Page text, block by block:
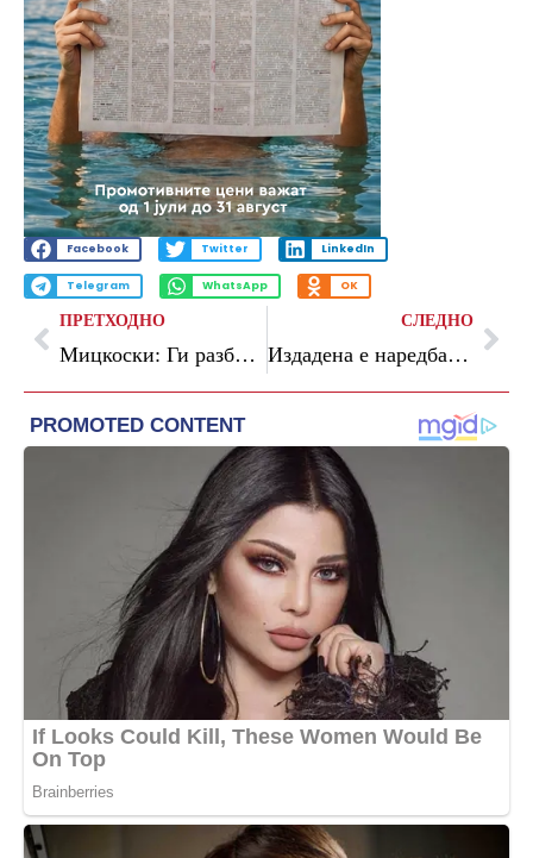
Facebook Twitter LinkedIn
Telegram WhatsApp OK
ПРЕТХОДНО
Мицкоски: Ги разбирам граѓаните кои сакаат да го изразат револот на протест, но немам оправдување за политичките глодари
СЛЕДНО
Издадена е наредба за обдукција на телата на двајцата починати во Волково, оружјето ќе биде предмет на вештачење